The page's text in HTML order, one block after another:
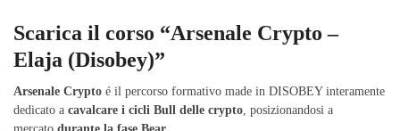
Scarica il corso “Arsenale Crypto –
Elaja (Disobey)”
Arsenale Crypto é il percorso formativo made in DISOBEY interamente
dedicato a cavalcare i cicli Bull delle crypto , posizionandosi a